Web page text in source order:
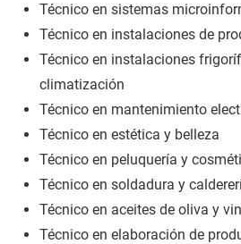
Técnico en sistemas
Técnico en instalaciones de
Técnico en instalaciones
climatización
Técnico en mantenimiento
Técnico en estética y belleza
Técnico en peluquería y
Técnico en soldadura y
Técnico en aceites de oliva y
Técnico en elaboración de